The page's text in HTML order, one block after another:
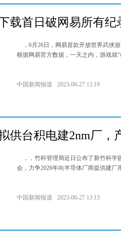
载首日破网易所有
，6月26日，网易首款开放世界武侠
根据网易官方数据，一天之内，游戏就
中国新闻报道 2023-06-27 13:19
供台积电建2nm厂，
，，竹科管理局近日公布了新竹科学
会，力争2026年向半导体厂商提供建厂
中国新闻报道 2023-06-27 13:13